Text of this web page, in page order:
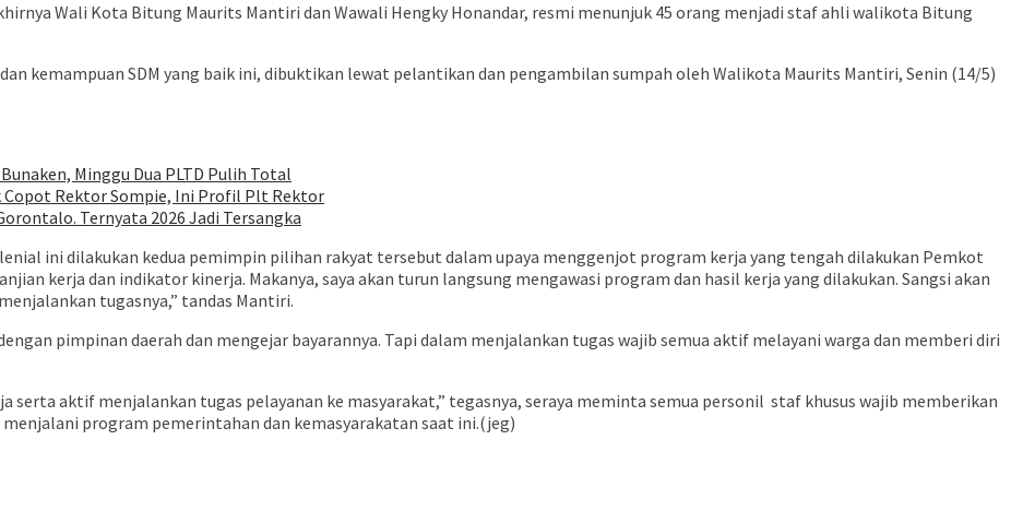
Wali Kota Bitung Maurits Mantiri dan Wawali Hengky Honandar, resmi menunjuk 45 orang menjadi staf ahli walikota Bitung
kemampuan SDM yang baik ini, dibuktikan lewat pelantikan dan pengambilan sumpah oleh Walikota Maurits Mantiri, Senin (14/5)
Minggu Dua PLTD Pulih Total
Copot Rektor Sompie, Ini Profil Plt Rektor
Ternyata 2026 Jadi Tersangka
ini dilakukan kedua pemimpin pilihan rakyat tersebut dalam upaya menggenjot program kerja yang tengah dilakukan Pemkot
kerja dan indikator kinerja. Makanya, saya akan turun langsung mengawasi program dan hasil kerja yang dilakukan. Sangsi akan
tugasnya,” tandas Mantiri.
pimpinan daerah dan mengejar bayarannya. Tapi dalam menjalankan tugas wajib semua aktif melayani warga dan memberi diri
serta aktif menjalankan tugas pelayanan ke masyarakat,” tegasnya, seraya meminta semua personil staf khusus wajib memberikan
program pemerintahan dan kemasyarakatan saat ini.(jeg)